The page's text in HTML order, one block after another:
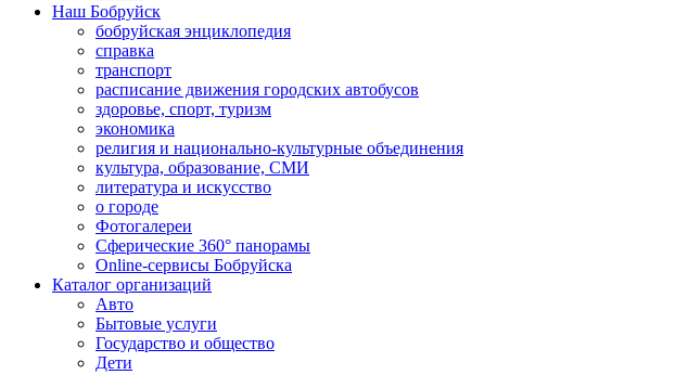
Наш Бобруйск
бобруйская энциклопедия
справка
транспорт
расписание движения городских автобусов
здоровье, спорт, туризм
экономика
религия и национально-культурные объединения
культура, образование, СМИ
литература и искусство
о городе
Фотогалереи
Сферические 360° панорамы
Online-сервисы Бобруйска
Каталог организаций
Авто
Бытовые услуги
Государство и общество
Дети